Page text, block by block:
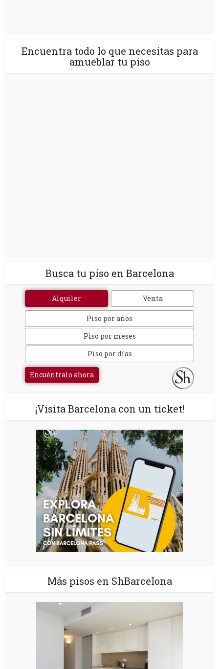
Encuentra todo lo que necesitas para
amueblar tu piso
Busca tu piso en Barcelona
Alquiler Venta
Piso por años
Piso por meses
Piso por días
Encuéntralo ahora
¡Visita Barcelona con un ticket!
Más pisos en ShBarcelona